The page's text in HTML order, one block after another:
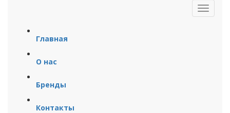
Главная
О нас
Бренды
Контакты